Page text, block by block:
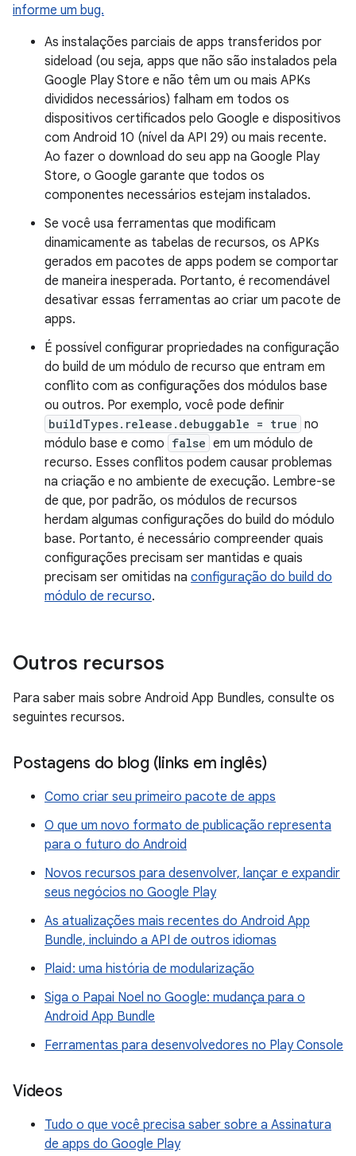
informe um bug.
As instalações parciais de apps transferidos por
sideload (ou seja, apps que não são instalados pela
Google Play Store e não têm um ou mais APKs
divididos necessários) falham em todos os
dispositivos certificados pelo Google e dispositivos
com Android 10 (nível da API 29) ou mais recente.
Ao fazer o download do seu app na Google Play
Store, o Google garante que todos os
componentes necessários estejam instalados.
Se você usa ferramentas que modificam
dinamicamente as tabelas de recursos, os APKs
gerados em pacotes de apps podem se comportar
de maneira inesperada. Portanto, é recomendável
desativar essas ferramentas ao criar um pacote de
apps.
É possível configurar propriedades na configuração
do build de um módulo de recurso que entram em
conflito com as configurações dos módulos base
ou outros. Por exemplo, você pode definir
buildTypes.release.debuggable = true no
módulo base e como false em um módulo de
recurso. Esses conflitos podem causar problemas
na criação e no ambiente de execução. Lembre-se
de que, por padrão, os módulos de recursos
herdam algumas configurações do build do módulo
base. Portanto, é necessário compreender quais
configurações precisam ser mantidas e quais
precisam ser omitidas na configuração do build do
módulo de recurso.
Outros recursos
Para saber mais sobre Android App Bundles, consulte os
seguintes recursos.
Postagens do blog (links em inglês)
Como criar seu primeiro pacote de apps
O que um novo formato de publicação representa
para o futuro do Android
Novos recursos para desenvolver, lançar e expandir
seus negócios no Google Play
As atualizações mais recentes do Android App
Bundle, incluindo a API de outros idiomas
Plaid : uma história de modularização
Siga o Papai Noel no Google: mudança para o
Android App Bundle
Ferramentas para desenvolvedores no Play Console
Vídeos
Tudo o que você precisa saber sobre a Assinatura
de apps do Google Play